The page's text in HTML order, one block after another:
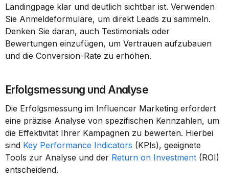
Landingpage klar und deutlich sichtbar ist. Verwenden
Sie Anmeldeformulare, um direkt Leads zu sammeln.
Denken Sie daran, auch Testimonials oder
Bewertungen einzufügen, um Vertrauen aufzubauen
und die Conversion-Rate zu erhöhen.
Erfolgsmessung und Analyse
Die Erfolgsmessung im Influencer Marketing erfordert
eine präzise Analyse von spezifischen Kennzahlen, um
die Effektivität Ihrer Kampagnen zu bewerten. Hierbei
sind Key Performance Indicators (KPIs), geeignete
Tools zur Analyse und der Return on Investment (ROI)
entscheidend.